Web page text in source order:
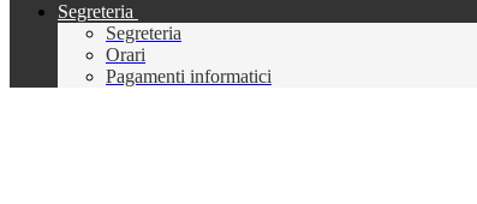
Segreteria
Segreteria
Orari
Pagamenti informatici